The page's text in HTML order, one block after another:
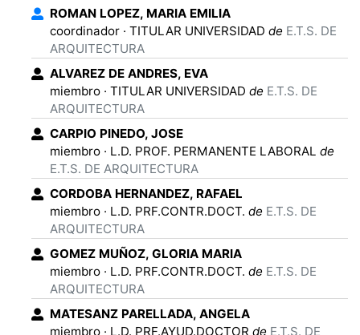
ROMAN LOPEZ, MARIA EMILIA
coordinador · TITULAR UNIVERSIDAD de E.T.S. DE
ARQUITECTURA
ALVAREZ DE ANDRES, EVA
miembro · TITULAR UNIVERSIDAD de E.T.S. DE
ARQUITECTURA
CARPIO PINEDO, JOSE
miembro · L.D. PROF. PERMANENTE LABORAL de
E.T.S. DE ARQUITECTURA
CORDOBA HERNANDEZ, RAFAEL
miembro · L.D. PRF.CONTR.DOCT. de E.T.S. DE
ARQUITECTURA
GOMEZ MUÑOZ, GLORIA MARIA
miembro · L.D. PRF.CONTR.DOCT. de E.T.S. DE
ARQUITECTURA
MATESANZ PARELLADA, ANGELA
miembro · L.D. PRF.AYUD.DOCTOR de E.T.S. DE